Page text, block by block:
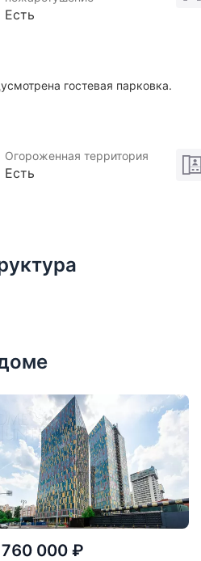
Есть
гостевая парковка.
Огороженная территория
Есть
000 ₽